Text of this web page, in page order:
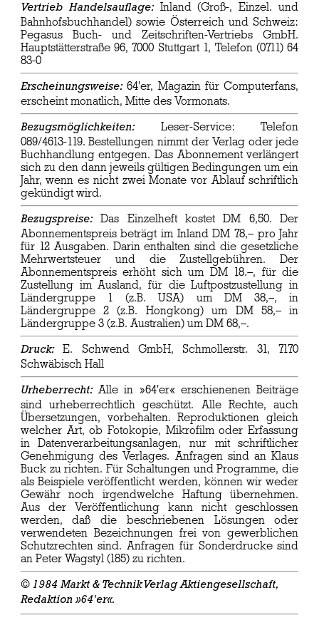
Vertrieb Handelsauflage: Inland (Groß-, Einzel. und
Bahnhofsbuchhandel) sowie Österreich und Schweiz:
Pegasus Buch- und Zeitschriften-Vertriebs GmbH.
Hauptstätterstraße 96, 7000 Stuttgart 1, Telefon (0711) 64
83-0
Erscheinungsweise:64'er, Magazin für Computerfans,
erscheint monatlich, Mitte des Vormonats.
Bezugsmöglichkeiten: Leser-Service: Telefon
089/4613-119. Bestellungen nimmt der Verlag oder jede
Buchhandlung entgegen. Das Abonnement verlängert
sich zu den dann jeweils gültigen Bedingungen um ein
Jahr, wenn es nicht zwei Monate vor Ablauf schriftlich
gekündigt wird.
Bezugspreise:Das Einzelheft kostet DM 6,50. Der
Abonnementspreis beträgt im Inland DM 78,– pro Jahr
für 12 Ausgaben. Darin enthalten sind die gesetzliche
Mehrwertsteuer und die Zustellgebühren. Der
Abonnementspreis erhöht sich um DM 18.–, für die
Zustellung im Ausland, für die Luftpostzustellung in
Ländergruppe 1 (z.B. USA) um DM 38,–, in
Ländergruppe 2 (z.B. Hongkong) um DM 58,– in
Ländergruppe 3 (z.B. Australien) um DM 68,–.
Druck:E. Schwend GmbH, Schmollerstr. 31, 7170
Schwäbisch Hall
Urheberrecht:Alle in »64'er« erschienenen Beiträge
sind urheberrechtlich geschützt. Alle Rechte, auch
Übersetzungen, vorbehalten. Reproduktionen gleich
welcher Art, ob Fotokopie, Mikrofilm oder Erfassung
in Datenverarbeitungsanlagen, nur mit schriftlicher
Genehmigung des Verlages. Anfragen sind an Klaus
Buck zu richten. Für Schaltungen und Programme, die
als Beispiele veröffentlicht werden, können wir weder
Gewähr noch irgendwelche Haftung übernehmen.
Aus der Veröffentlichung kann nicht geschlossen
werden, daß die beschriebenen Lösungen oder
verwendeten Bezeichnungen frei von gewerblichen
Schutzrechten sind. Anfragen für Sonderdrucke sind
an Peter Wagstyl (185) zu richten.
© 1984 Markt & Technik Verlag Aktiengesellschaft,
Redaktion »64'er«.